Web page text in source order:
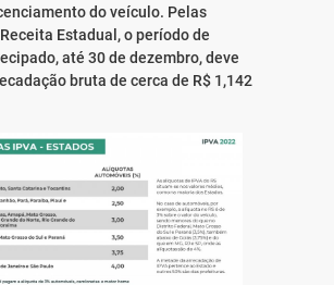
do veículo. Pelas
Estadual, o período de
até 30 de dezembro, deve
bruta de cerca de R$ 1,142